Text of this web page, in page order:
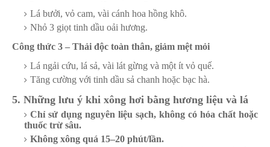
Lá bưởi, vỏ cam, vài cánh hoa hồng khô.
Nhỏ 3 giọt tinh dầu oải hương.
Công thức 3 – Thải độc toàn thân, giảm mệt mỏi
Lá ngải cứu, lá sả, vài lát gừng và một ít vỏ quế.
Tăng cường với tinh dầu sả chanh hoặc bạc hà.
5. Những lưu ý khi xông hơi bằng hương liệu và lá
Chỉ sử dụng nguyên liệu sạch, không có hóa chất hoặc
thuốc trừ sâu.
Không xông quá 15–20 phút/lần.